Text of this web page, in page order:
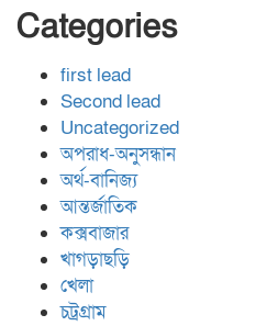
Categories
first lead
Second lead
Uncategorized
অপরাধ-অনুসন্ধান
অর্থ-বানিজ্য
আন্তর্জাতিক
কক্সবাজার
খাগড়াছড়ি
খেলা
চট্রগ্রাম